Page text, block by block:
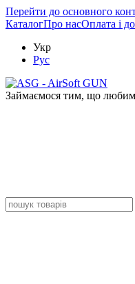
Перейти до основного
КаталогПро насОплата і
Укр
Рус
Займаємося тим, що